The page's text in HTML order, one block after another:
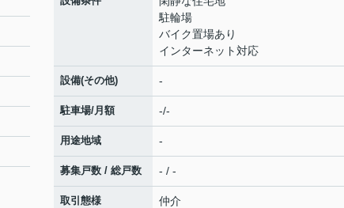
駐輪場
バイク置場あり
インターネット対応
設備(その他) -
駐車場/月額 -/-
用途地域 -
募集戸数 / 総戸数 - / -
取引態様 仲介